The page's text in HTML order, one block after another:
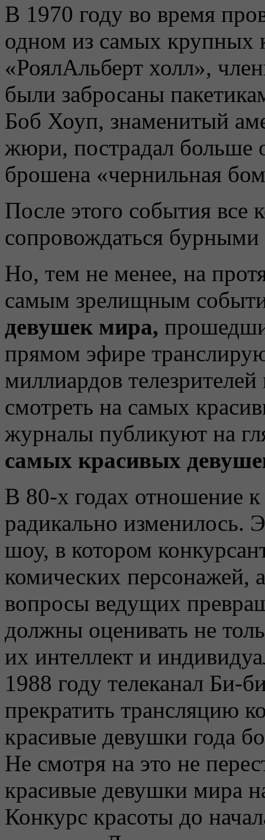
В 1970 году во время
одном из самых крупных
«РоялАльберт холл»,
были забросаны
Боб Хоуп, знаменитый
жюри, пострадал больше
брошена «чернильная
После этого события все
сопровождаться
Но, тем не менее, на
самым зрелищным
девушек мира,
прямом эфире
миллиардов
смотреть на самых
журналы публикуют на
самых красивых
В 80-х годах отношение
радикально изменилось.
шоу, в котором
комических персонажей,
вопросы ведущих
должны оценивать не
их интеллект и
1988 году телеканал Би-
прекратить трансляцию
красивые девушки года
Не смотря на это не
красивые девушки мира
Конкурс красоты до